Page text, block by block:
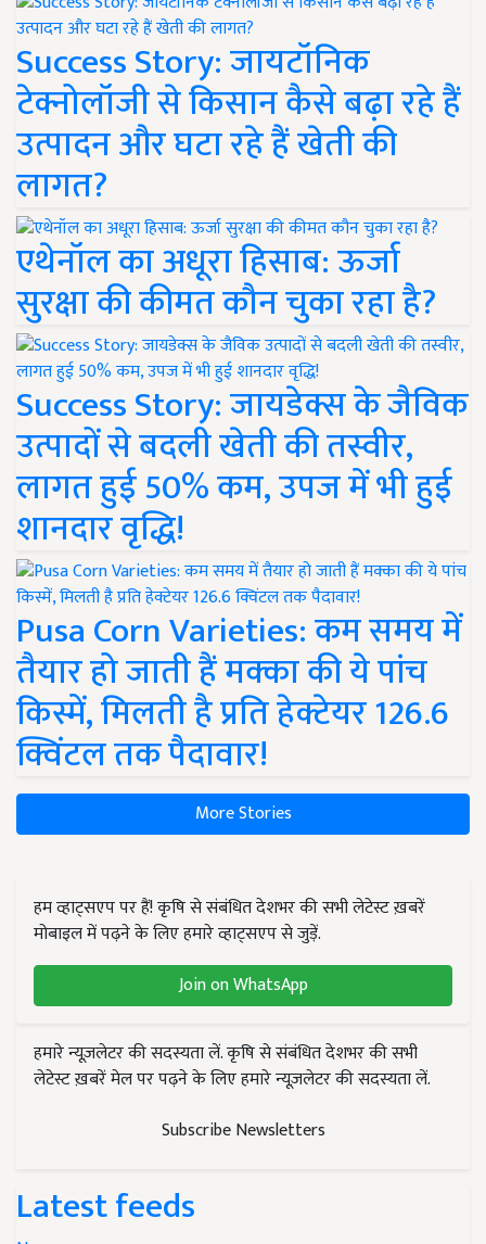
Success Story: जायटॉनिक
टेक्नोलॉजी से किसान कैसे बढ़ा रहे हैं
उत्पादन और घटा रहे हैं खेती की
लागत?
एथेनॉल का अधूरा हिसाब: ऊर्जा
सुरक्षा की कीमत कौन चुका रहा है?
Success Story: जायडेक्स के जैविक
उत्पादों से बदली खेती की तस्वीर,
लागत हुई 50% कम, उपज में भी हुई
शानदार वृद्धि!
Pusa Corn Varieties: कम समय में
तैयार हो जाती हैं मक्का की ये पांच
किस्में, मिलती है प्रति हेक्टेयर 126.6
क्विंटल तक पैदावार!
More Stories
हम व्हाट्सएप पर हैं! कृषि से संबंधित देशभर की सभी लेटेस्ट ख़बरें
मोबाइल में पढ़ने के लिए हमारे व्हाट्सएप से जुड़ें.
Join on WhatsApp
हमारे न्यूज़लेटर की सदस्यता लें. कृषि से संबंधित देशभर की सभी
लेटेस्ट ख़बरें मेल पर पढ़ने के लिए हमारे न्यूज़लेटर की सदस्यता लें.
Subscribe Newsletters
Latest feeds